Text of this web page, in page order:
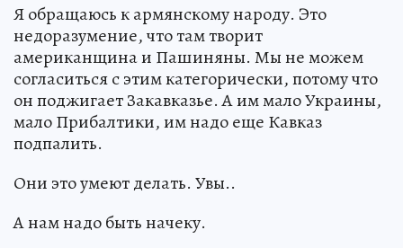
Я обращаюсь к армянскому народу. Это
недоразумение, что там творит
американщина и Пашиняны. Мы не можем
согласиться с этим категорически, потому что
он поджигает Закавказье. А им мало Украины,
мало Прибалтики, им надо еще Кавказ
подпалить.
Они это умеют делать. Увы..
А нам надо быть начеку.